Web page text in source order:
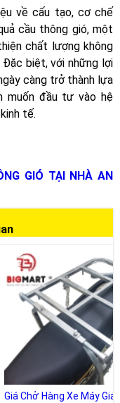
về cấu tạo, cơ chế
cầu thông gió, một
chất lượng không
biệt, với những lợi
càng trở thành lựa
muốn đầu tư vào hệ
tế.
GIÓ TẠI NHÀ AN
Giá Chở Hàng Xe Máy Giá